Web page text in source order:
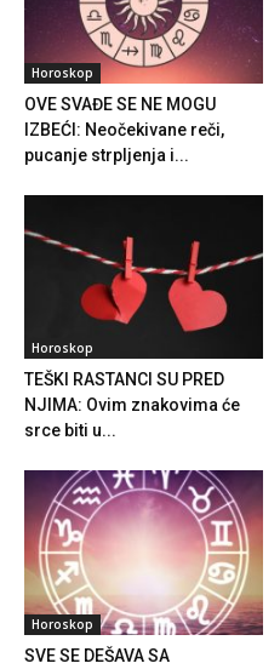
Horoskop
OVE SVAĐE SE NE MOGU
IZBEĆI: Neočekivane reči,
pucanje strpljenja i...
Horoskop
TEŠKI RASTANCI SU PRED
NJIMA: Ovim znakovima će
srce biti u...
Horoskop
SVE SE DEŠAVA SA